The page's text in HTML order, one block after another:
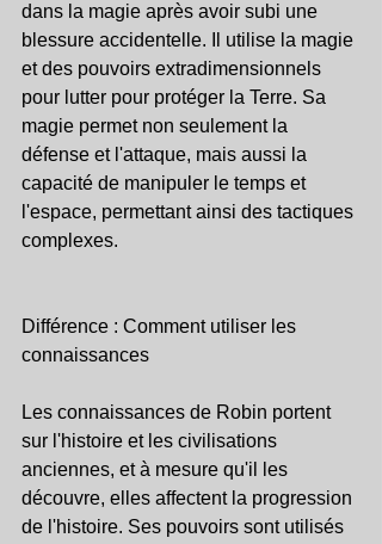
dans la magie après avoir subi une
blessure accidentelle. Il utilise la magie
et des pouvoirs extradimensionnels
pour lutter pour protéger la Terre. Sa
magie permet non seulement la
défense et l'attaque, mais aussi la
capacité de manipuler le temps et
l'espace, permettant ainsi des tactiques
complexes.
Différence : Comment utiliser les
connaissances
Les connaissances de Robin portent
sur l'histoire et les civilisations
anciennes, et à mesure qu'il les
découvre, elles affectent la progression
de l'histoire. Ses pouvoirs sont utilisés